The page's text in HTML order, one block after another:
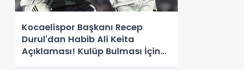
Kocaelispor Başkanı Recep
Durul'dan Habib Ali Keita
Açıklaması! Kulüp Bulması İçin